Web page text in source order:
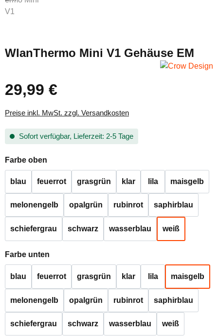
WlanThermo Mini V1 Gehäuse EM
Regulärer Preis:
29,99 €
Preise inkl. MwSt. zzgl. Versandkosten
Sofort verfügbar, Lieferzeit: 2-5 Tage
Farbe oben
blau feuerrot grasgrün klar lila maisgelb
melonengelb opalgrün rubinrot saphirblau
schiefergrau schwarz wasserblau weiß
Farbe unten
blau feuerrot grasgrün klar lila maisgelb
melonengelb opalgrün rubinrot saphirblau
schiefergrau schwarz wasserblau weiß